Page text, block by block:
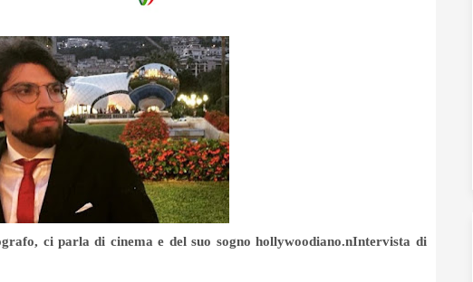
ci parla di cinema e del suo sogno hollywoodiano.nIntervista di